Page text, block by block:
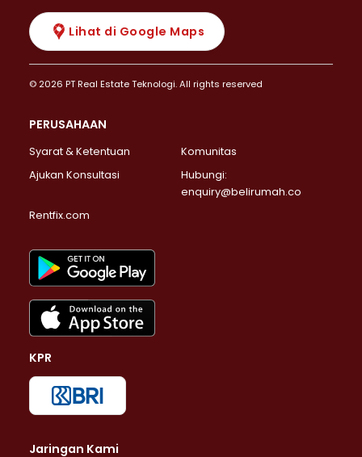
Lihat di Google Maps
© 2026 PT Real Estate Teknologi. All rights reserved
PERUSAHAAN
Syarat & Ketentuan
Komunitas
Ajukan Konsultasi
Hubungi:
enquiry@belirumah.co
Rentfix.com
KPR
Jaringan Kami